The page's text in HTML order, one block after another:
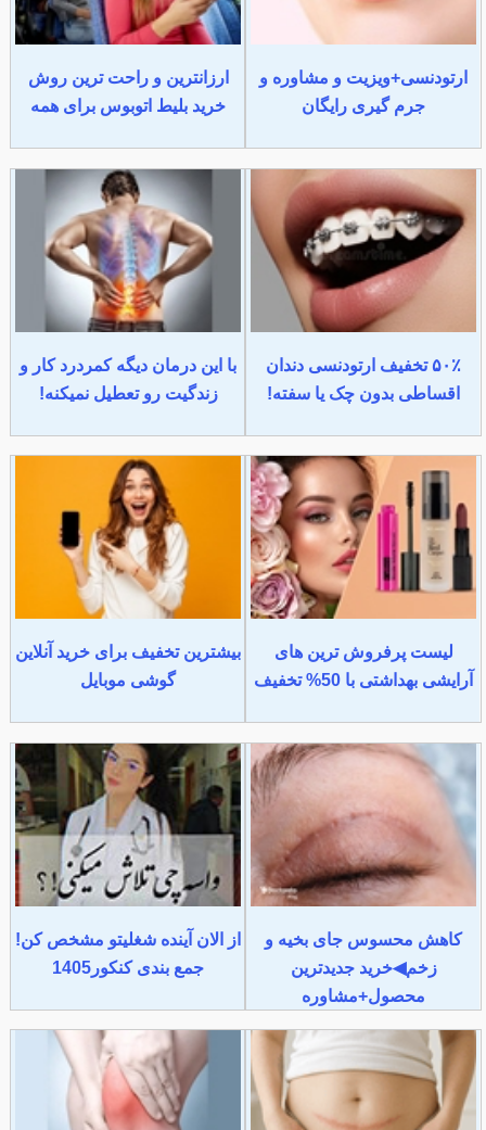
ارتودنسی+ویزیت و مشاوره و
جرم گیری رایگان
ارزانترین و راحت ترین روش
خرید بلیط اتوبوس برای همه
۵۰٪ تخفیف ارتودنسی دندان
اقساطی بدون چک یا سفته!
با این درمان دیگه کمردرد کار و
زندگیت رو تعطیل نمیکنه!
لیست پرفروش ترین های
آرایشی بهداشتی با 50% تخفیف
بیشترین تخفیف برای خرید آنلاین
گوشی موبایل
کاهش محسوس جای بخیه و
زخم◀خرید جدیدترین
محصول+مشاوره
از الان آینده شغلیتو مشخص کن!
جمع بندی کنکور1405